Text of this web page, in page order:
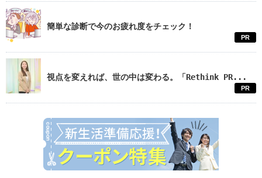
簡単な診断で今のお疲れ度をチェック！
PR
視点を変えれば、世の中は変わる。「Rethink PR...
PR